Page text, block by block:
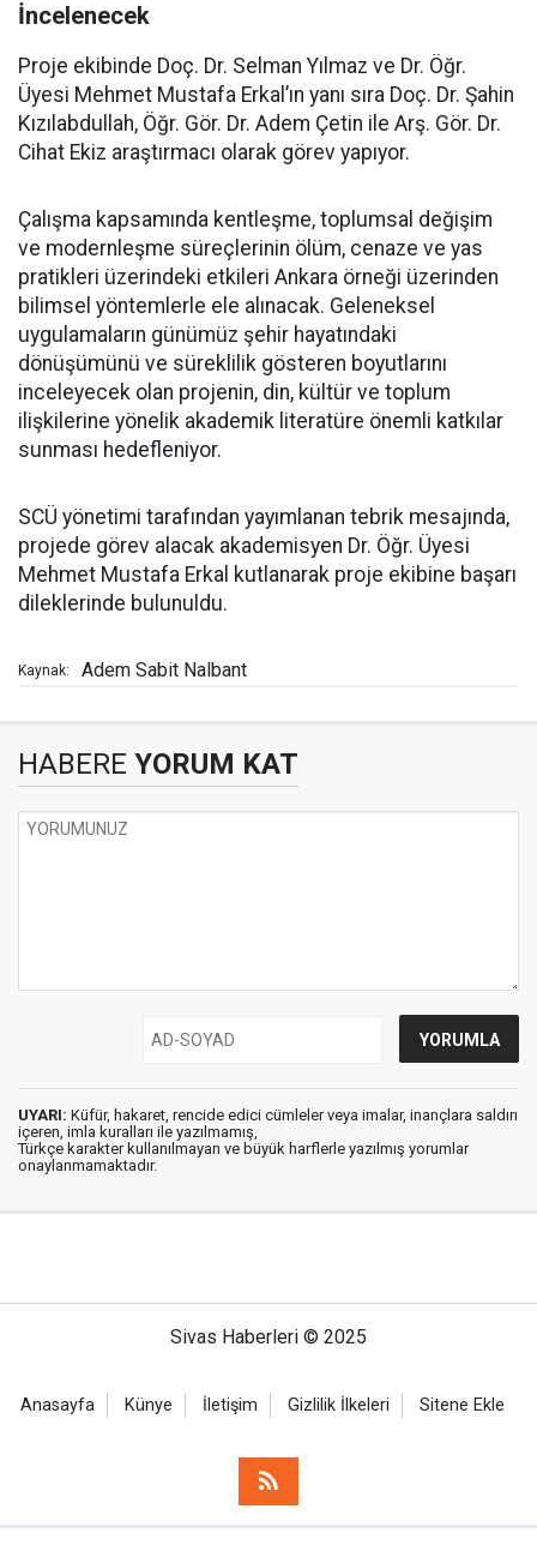
İncelenecek
Proje ekibinde Doç. Dr. Selman Yılmaz ve Dr. Öğr.
Üyesi Mehmet Mustafa Erkal’ın yanı sıra Doç. Dr. Şahin
Kızılabdullah, Öğr. Gör. Dr. Adem Çetin ile Arş. Gör. Dr.
Cihat Ekiz araştırmacı olarak görev yapıyor.
Çalışma kapsamında kentleşme, toplumsal değişim
ve modernleşme süreçlerinin ölüm, cenaze ve yas
pratikleri üzerindeki etkileri Ankara örneği üzerinden
bilimsel yöntemlerle ele alınacak. Geleneksel
uygulamaların günümüz şehir hayatındaki
dönüşümünü ve süreklilik gösteren boyutlarını
inceleyecek olan projenin, din, kültür ve toplum
ilişkilerine yönelik akademik literatüre önemli katkılar
sunması hedefleniyor.
SCÜ yönetimi tarafından yayımlanan tebrik mesajında,
projede görev alacak akademisyen Dr. Öğr. Üyesi
Mehmet Mustafa Erkal kutlanarak proje ekibine başarı
dileklerinde bulunuldu.
Kaynak: Adem Sabit Nalbant
HABERE YORUM KAT
UYARI: Küfür, hakaret, rencide edici cümleler veya imalar, inançlara saldırı
içeren, imla kuralları ile yazılmamış,
Türkçe karakter kullanılmayan ve büyük harflerle yazılmış yorumlar
onaylanmamaktadır.
Sivas Haberleri © 2025
Anasayfa Künye İletişim Gizlilik İlkeleri Sitene Ekle